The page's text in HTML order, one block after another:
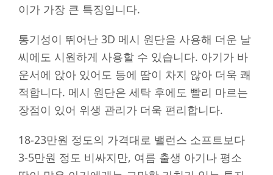
이가 가장 큰 특징입니다.
통기성이 뛰어난 3D 메시 원단을 사용해 더운 날
씨에도 시원하게 사용할 수 있습니다. 아기가 바
운서에 앉아 있어도 등에 땀이 차지 않아 더욱 쾌
적합니다. 메시 원단은 세탁 후에도 빨리 마르는
장점이 있어 위생 관리가 더욱 편리합니다.
18-23만원 정도의 가격대로 밸런스 소프트보다
3-5만원 정도 비싸지만, 여름 출생 아기나 평소